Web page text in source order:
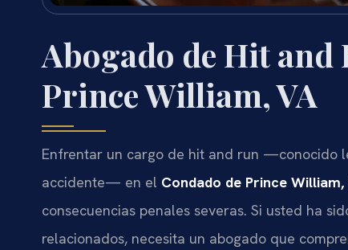
Abogado de Hit and
Prince William, VA
Enfrentar un cargo de hit and run —conocido
accidente— en el Condado de Prince
consecuencias penales severas. Si usted ha
relacionados, necesita un abogado que